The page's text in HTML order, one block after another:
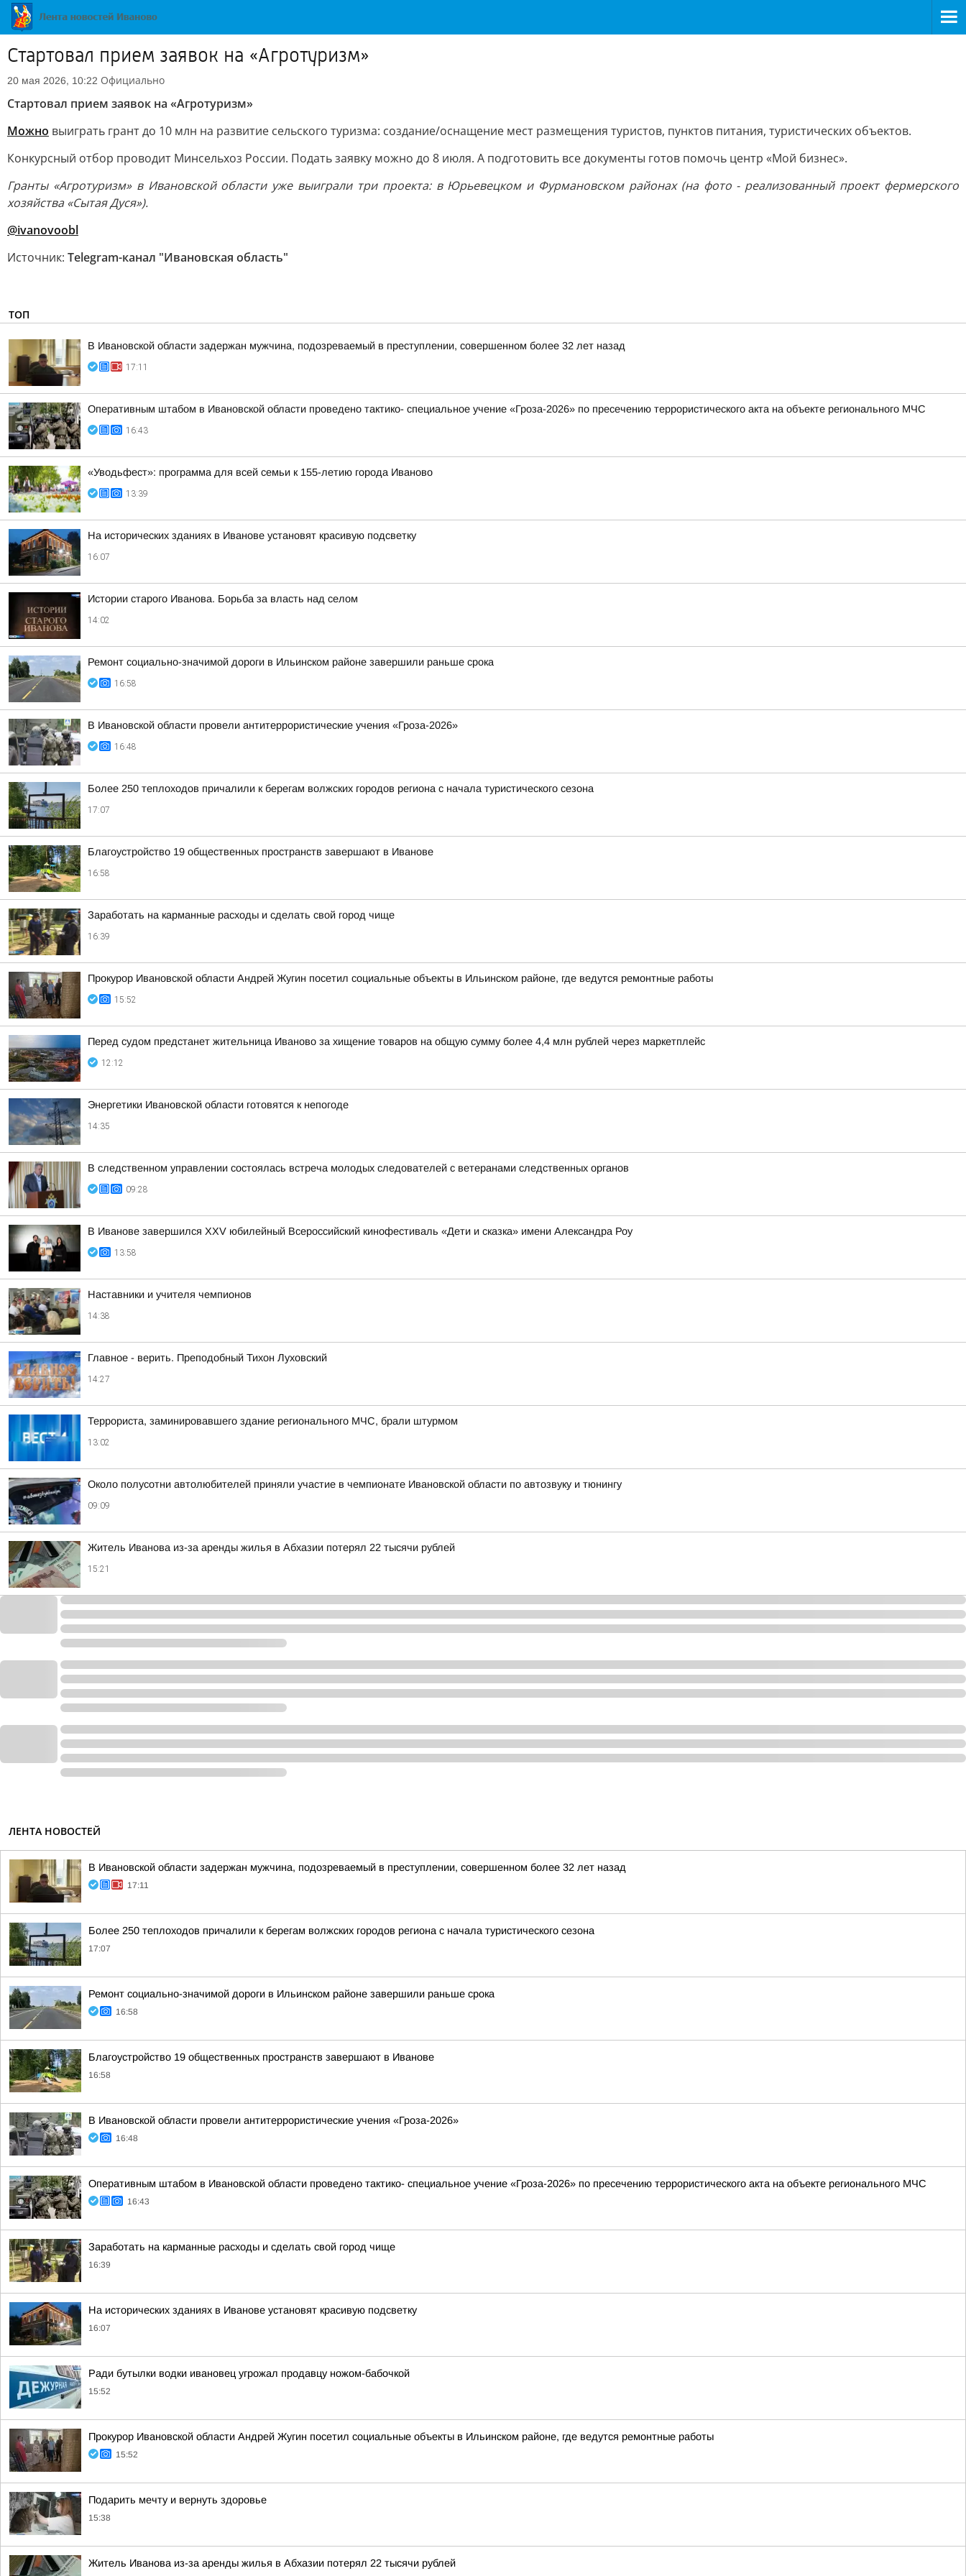
Стартовал прием заявок на «Агротуризм»
20 мая 2026, 10:22 Официально
Стартовал прием заявок на «Агротуризм»
Можно выиграть грант до 10 млн на развитие сельского туризма: создание/оснащение мест размещения туристов, пунктов питания, туристических объектов.
Конкурсный отбор проводит Минсельхоз России. Подать заявку можно до 8 июля. А подготовить все документы готов помочь центр «Мой бизнес».
Гранты «Агротуризм» в Ивановской области уже выиграли три проекта: в Юрьевецком и Фурмановском районах (на фото - реализованный проект фермерского
хозяйства «Сытая Дуся»).
@ivanovoobl
Источник: Telegram-канал "Ивановская область"
ТОП
В Ивановской области задержан мужчина, подозреваемый в преступлении, совершенном более 32 лет назад
17:11
Оперативным штабом в Ивановской области проведено тактико- специальное учение «Гроза-2026» по пресечению террористического акта на объекте регионального МЧС
16:43
«Уводьфест»: программа для всей семьи к 155-летию города Иваново
13:39
На исторических зданиях в Иванове установят красивую подсветку
16:07
Истории старого Иванова. Борьба за власть над селом
14:02
Ремонт социально-значимой дороги в Ильинском районе завершили раньше срока
16:58
В Ивановской области провели антитеррористические учения «Гроза-2026»
16:48
Более 250 теплоходов причалили к берегам волжских городов региона с начала туристического сезона
17:07
Благоустройство 19 общественных пространств завершают в Иванове
16:58
Заработать на карманные расходы и сделать свой город чище
16:39
Прокурор Ивановской области Андрей Жугин посетил социальные объекты в Ильинском районе, где ведутся ремонтные работы
15:52
Перед судом предстанет жительница Иваново за хищение товаров на общую сумму более 4,4 млн рублей через маркетплейс
12:12
Энергетики Ивановской области готовятся к непогоде
14:35
В следственном управлении состоялась встреча молодых следователей с ветеранами следственных органов
09:28
В Иванове завершился XXV юбилейный Всероссийский кинофестиваль «Дети и сказка» имени Александра Роу
13:58
Наставники и учителя чемпионов
14:38
Главное - верить. Преподобный Тихон Луховский
14:27
Террориста, заминировавшего здание регионального МЧС, брали штурмом
13:02
Около полусотни автолюбителей приняли участие в чемпионате Ивановской области по автозвуку и тюнингу
09:09
Житель Иванова из-за аренды жилья в Абхазии потерял 22 тысячи рублей
15:21
ЛЕНТА НОВОСТЕЙ
В Ивановской области задержан мужчина, подозреваемый в преступлении, совершенном более 32 лет назад
17:11
Более 250 теплоходов причалили к берегам волжских городов региона с начала туристического сезона
17:07
Ремонт социально-значимой дороги в Ильинском районе завершили раньше срока
16:58
Благоустройство 19 общественных пространств завершают в Иванове
16:58
В Ивановской области провели антитеррористические учения «Гроза-2026»
16:48
Оперативным штабом в Ивановской области проведено тактико- специальное учение «Гроза-2026» по пресечению террористического акта на объекте регионального МЧС
16:43
Заработать на карманные расходы и сделать свой город чище
16:39
На исторических зданиях в Иванове установят красивую подсветку
16:07
Ради бутылки водки ивановец угрожал продавцу ножом-бабочкой
15:52
Прокурор Ивановской области Андрей Жугин посетил социальные объекты в Ильинском районе, где ведутся ремонтные работы
15:52
Подарить мечту и вернуть здоровье
15:38
Житель Иванова из-за аренды жилья в Абхазии потерял 22 тысячи рублей